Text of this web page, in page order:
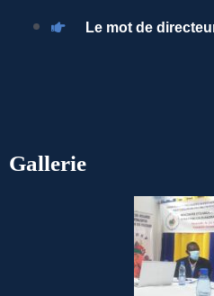
Le mot de
Gallerie